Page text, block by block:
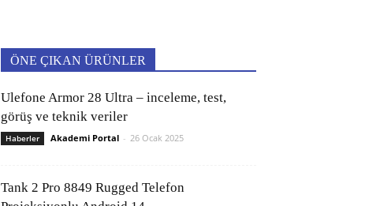
ÖNE ÇIKAN ÜRÜNLER
Ulefone Armor 28 Ultra – inceleme, test,
görüş ve teknik veriler
Haberler Akademi Portal - 26 Ocak 2025
Tank 2 Pro 8849 Rugged Telefon